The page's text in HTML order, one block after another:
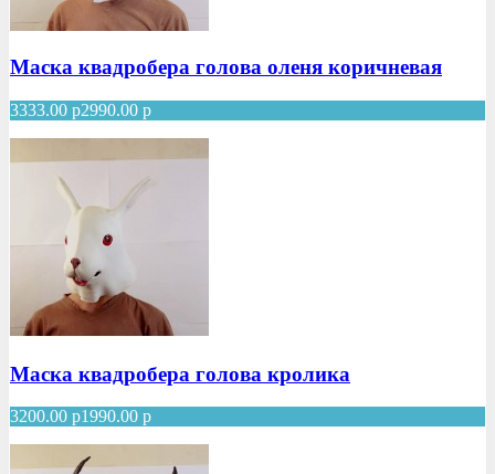
Маска квадробера голова оленя коричневая
3333.00 р2990.00 р
Маска квадробера голова кролика
3200.00 р1990.00 р